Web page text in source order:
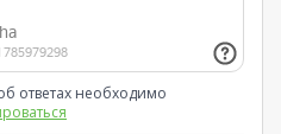
ответах необходимо